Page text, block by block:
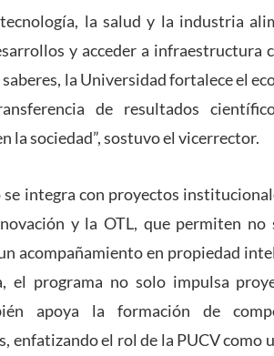
la salud y la industria
y acceder a infraestructura
la Universidad fortalece el
de resultados
la sociedad”, sostuvo el vicerrector.
integra con proyectos
y la OTL, que permiten no
acompañamiento en propiedad
el programa no solo impulsa
apoya la formación de
enfatizando el rol de la PUCV como